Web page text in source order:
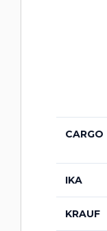
CARGO
IKA
KRAUF